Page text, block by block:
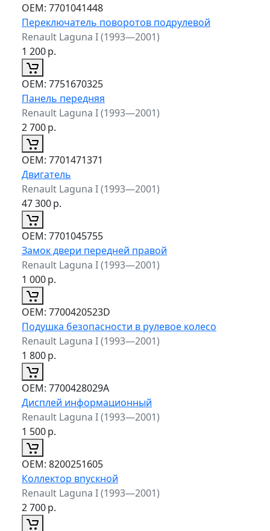
ОЕМ: 7701041448
Переключатель поворотов подрулевой
Renault Laguna I (1993—2001)
1 200р.
ОЕМ: 7751670325
Панель передняя
Renault Laguna I (1993—2001)
2 700р.
ОЕМ: 7701471371
Двигатель
Renault Laguna I (1993—2001)
47 300р.
ОЕМ: 7701045755
Замок двери передней правой
Renault Laguna I (1993—2001)
1 000р.
ОЕМ: 7700420523D
Подушка безопасности в рулевое колесо
Renault Laguna I (1993—2001)
1 800р.
ОЕМ: 7700428029A
Дисплей информационный
Renault Laguna I (1993—2001)
1 500р.
ОЕМ: 8200251605
Коллектор впускной
Renault Laguna I (1993—2001)
2 700р.